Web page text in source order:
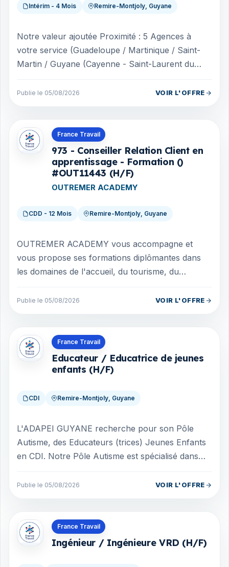
Intérim - 4 Mois Remire-Montjoly, Guyane
Notre valeur ajoutée Proximité : 5 Agences à
votre service (Guadeloupe / Martinique / Saint-
Martin / Guyane (Cayenne - Saint-Laurent du
Publie le 05/08/2026 VOIR L'OFFRE
France Travail
973 - Conseiller Relation Client en
apprentissage - Formation ()
#OUT11443 (H/F)
OUTREMER ACADEMY
CDD - 12 Mois Remire-Montjoly, Guyane
OUTREMER ACADEMY vous accompagne et
vous propose ses formations diplômantes dans
les domaines de l'accueil, du tourisme, du
(ou titres...
Publie le 05/08/2026 VOIR L'OFFRE
Offres en Guyane
France Travail
Educateur / Educatrice de jeunes
enfants (H/F)
CDI Remire-Montjoly, Guyane
L'ADAPEI GUYANE recherche pour son Pôle
Autisme, des Educateurs (trices) Jeunes Enfants
en CDI. Notre Pôle Autisme est spécialisé dans
Publie le 05/08/2026 VOIR L'OFFRE
Offres en Guyane
France Travail
Ingénieur / Ingénieure VRD (H/F)
Offres en Guyane